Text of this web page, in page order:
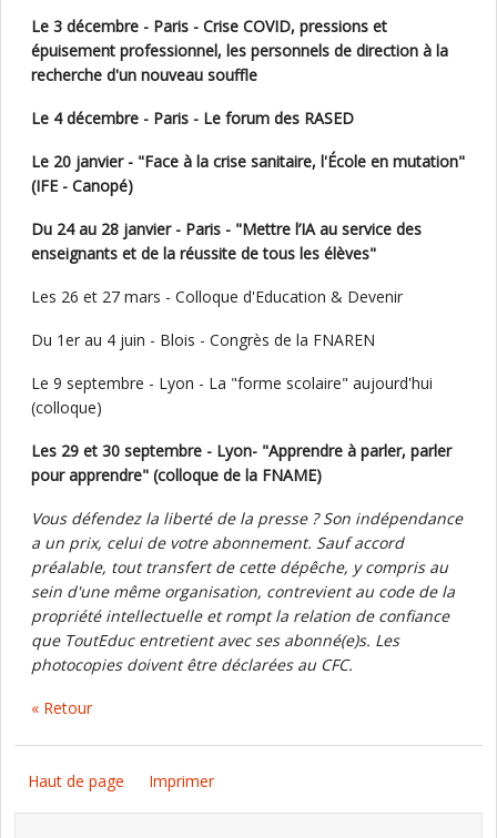
Le 3 décembre - Paris - Crise COVID, pressions et
épuisement professionnel, les personnels de direction à la
recherche d'un nouveau souffle
Le 4 décembre - Paris - Le forum des RASED
Le 20 janvier - "Face à la crise sanitaire, l'École en mutation"
(IFE - Canopé)
Du 24 au 28 janvier - Paris - "Mettre l’IA au service des
enseignants et de la réussite de tous les élèves"
Les 26 et 27 mars - Colloque d'Education & Devenir
Du 1er au 4 juin - Blois - Congrès de la FNAREN
Le 9 septembre - Lyon - La "forme scolaire" aujourd'hui
(colloque)
Les 29 et 30 septembre - Lyon- "Apprendre à parler, parler
pour apprendre" (colloque de la FNAME)
Vous défendez la liberté de la presse ? Son indépendance
a un prix, celui de votre abonnement. Sauf accord
préalable, tout transfert de cette dépêche, y compris au
sein d'une même organisation, contrevient au code de la
propriété intellectuelle et rompt la relation de confiance
que ToutEduc entretient avec ses abonné(e)s. Les
photocopies doivent être déclarées au CFC.
« Retour
Haut de page Imprimer